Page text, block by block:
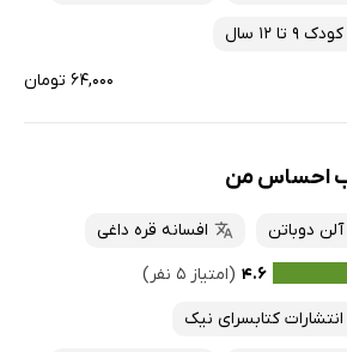
کودک 9 تا 12 سال
۶۴,۰۰۰ تومان
احساس من
آلن دوباتن
افسانه قره داغی
۴.۶ (امتیاز ۵ نفر)
انتشارات کتابسرای نیک